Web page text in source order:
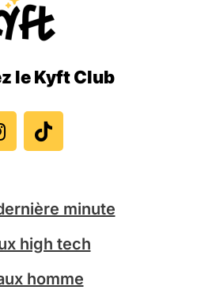
le Kyft Club
i
k
t
minute
high tech
homme